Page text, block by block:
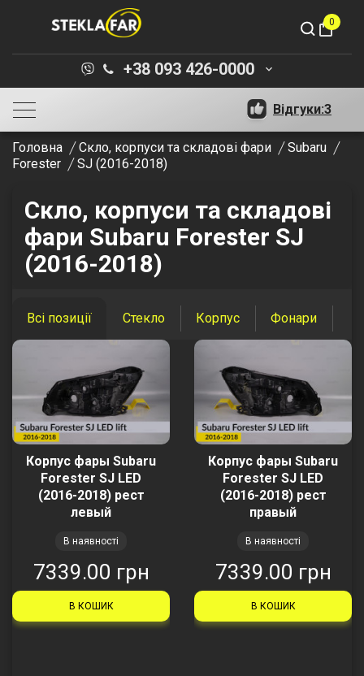
shopping_bag
0
+38 093 426-0000 keyboard_arrow_down
Відгуки:3
Головна Скло, корпуси та складові фари
Subaru
Forester
SJ (2016-2018)
Скло, корпуси та складові
фари Subaru Forester SJ
(2016-2018)
Всі позиції Стекло Корпус Фонари
Корпус фары Subaru
Forester SJ LED
(2016-2018) рест
левый
В наявності
7339.00 грн
В КОШИК
Корпус фары Subaru
Forester SJ LED
(2016-2018) рест
правый
В наявності
7339.00 грн
В КОШИК